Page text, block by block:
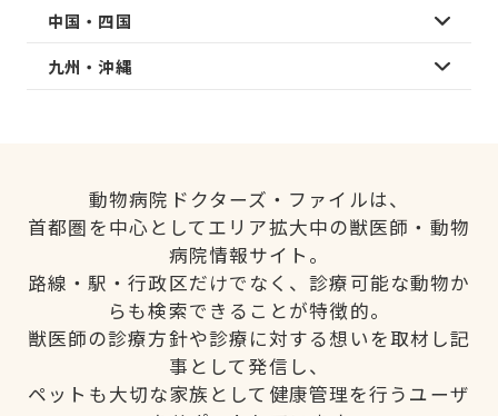
中国・四国
九州・沖縄
動物病院ドクターズ・ファイルは、
首都圏を中心としてエリア拡大中の獣医師・動物
病院情報サイト。
路線・駅・行政区だけでなく、診療可能な動物か
らも検索できることが特徴的。
獣医師の診療方針や診療に対する想いを取材し記
事として発信し、
ペットも大切な家族として健康管理を行うユーザ